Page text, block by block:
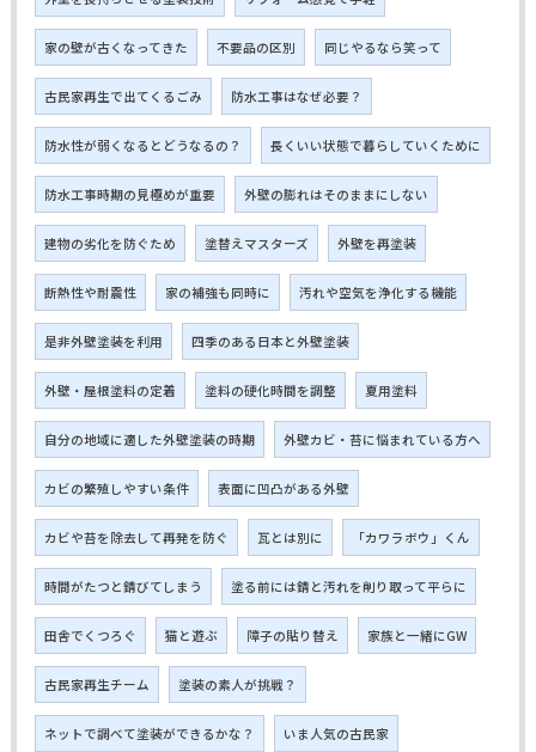
家の壁が古くなってきた 不要品の区別 同じやるなら笑って
古民家再生で出てくるごみ 防水工事はなぜ必要？
防水性が弱くなるとどうなるの？ 長くいい状態で暮らしていくために
防水工事時期の見極めが重要 外壁の膨れはそのままにしない
建物の劣化を防ぐため 塗替えマスターズ 外壁を再塗装
断熱性や耐震性 家の補強も同時に 汚れや空気を浄化する機能
是非外壁塗装を利用 四季のある日本と外壁塗装
外壁・屋根塗料の定着 塗料の硬化時間を調整 夏用塗料
自分の地域に適した外壁塗装の時期 外壁カビ・苔に悩まれている方へ
カビの繁殖しやすい条件 表面に凹凸がある外壁
カビや苔を除去して再発を防ぐ 瓦とは別に 「カワラボウ」くん
時間がたつと錆びてしまう 塗る前には錆と汚れを削り取って平らに
田舎でくつろぐ 猫と遊ぶ 障子の貼り替え 家族と一緒にGW
古民家再生チーム 塗装の素人が挑戦？
ネットで調べて塗装ができるかな？ いま人気の古民家